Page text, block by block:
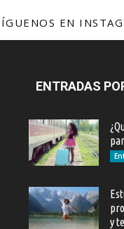
EN
ENTRADAS
y